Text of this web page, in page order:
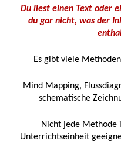
Du liest einen Text oder
du gar nicht, was der
Es gibt viele
Mind Mapping,
schematische
Nicht jede Methode
Unterrichtseinheit